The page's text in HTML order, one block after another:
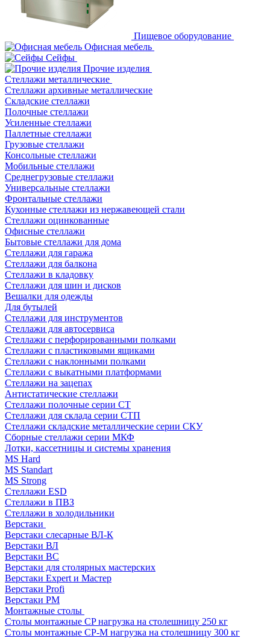
Пищевое оборудование
Офисная мебель
Сейфы
Прочие изделия
Стеллажи металлические
Cтеллажи архивные металлические
Складские стеллажи
Полочные стеллажи
Усиленные стеллажи
Паллетные стеллажи
Грузовые стеллажи
Консольные стеллажи
Мобильные стеллажи
Среднегрузовые стеллажи
Универсальные стеллажи
Фронтальные стеллажи
Кухонные стеллажи из нержавеющей стали
Стеллажи оцинкованные
Офисные стеллажи
Бытовые стеллажи для дома
Стеллажи для гаража
Стеллажи для балкона
Стеллажи в кладовку
Стеллажи для шин и дисков
Вешалки для одежды
Для бутылей
Стеллажи для инструментов
Стеллажи для автосервиса
Стеллажи с перфорированными полками
Стеллажи с пластиковыми ящиками
Стеллажи с наклонными полками
Стеллажи с выкатными платформами
Стеллажи на зацепах
Антистатические стеллажи
Стеллажи полочные серии СТ
Стеллажи для склада серии СТП
Стеллажи складские металлические серии СКУ
Сборные стеллажи серии МКФ
Лотки, кассетницы и системы хранения
MS Hard
MS Standart
MS Strong
Стеллажи ESD
Стеллажи в ПВЗ
Стеллажи в холодильники
Верстаки
Верстаки слесарные ВЛ-К
Верстаки ВЛ
Верстаки ВС
Верстаки для столярных мастерских
Верстаки Expert и Мастер
Верстаки Profi
Верстаки РМ
Монтажные столы
Столы монтажные СP нагрузка на столешницу 250 кг
Столы монтажные СР-М нагрузка на столешницу 300 кг